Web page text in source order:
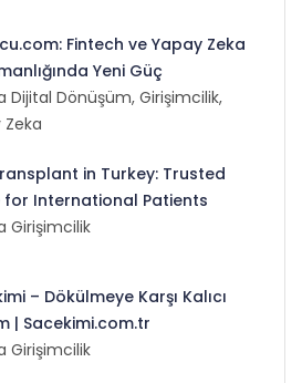
Fintech ve Yapay Zeka
Yeni Güç
Dijital Dönüşüm, Girişimcilik,
in Turkey: Trusted
for International Patients
Girişimcilik
– Dökülmeye Karşı Kalıcı
| Sacekimi.com.tr
Girişimcilik